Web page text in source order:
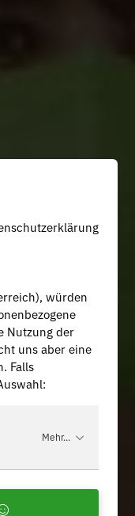
würden
Nutzung der
uns aber eine
Falls
Mehr...